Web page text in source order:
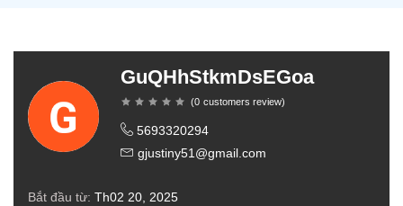
GuQHhStkmDsEGoa
(0 customers review)
5693320294
gjustiny51@gmail.com
Bắt đầu từ: Th02 20, 2025